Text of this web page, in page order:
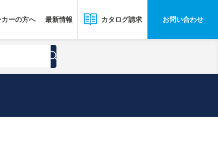
ーの方へ 最新情報 カタログ請求 お問い合わせ